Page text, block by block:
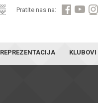
Pratite nas na:
REPREZENTACIJA KLUBOVI